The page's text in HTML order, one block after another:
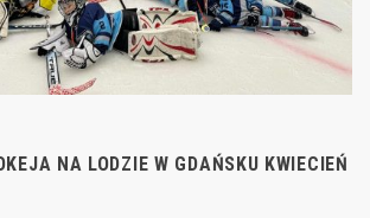
NA LODZIE W GDAŃSKU KWIECIEŃ